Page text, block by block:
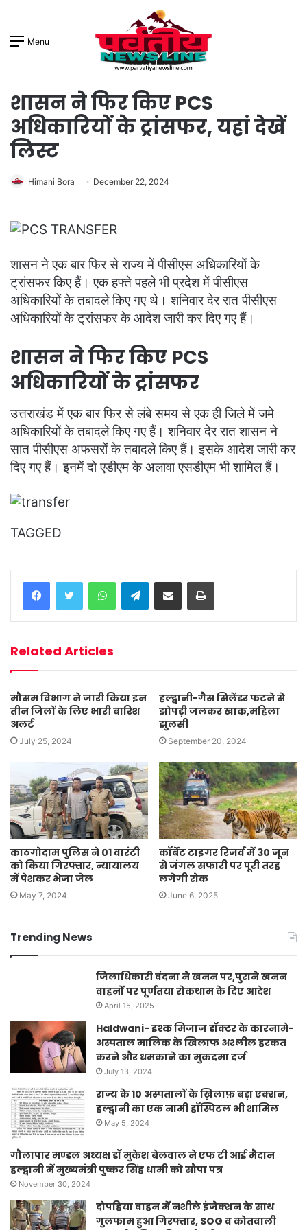
Menu
शासन ने फिर किए PCS
अधिकारियों के ट्रांसफर, यहां देखें
लिस्ट
Himani Bora December 22, 2024
शासन ने एक बार फिर से राज्य में पीसीएस अधिकारियों के
ट्रांसफर किए हैं। एक हफ्ते पहले भी प्रदेश में पीसीएस
अधिकारियों के तबादले किए गए थे। शनिवार देर रात पीसीएस
अधिकारियों के ट्रांसफर के आदेश जारी कर दिए गए हैं।
शासन ने फिर किए PCS
अधिकारियों के ट्रांसफर
उत्तराखंड में एक बार फिर से लंबे समय से एक ही जिले में जमे
अधिकारियों के तबादले किए गए हैं। शनिवार देर रात शासन ने
सात पीसीएस अफसरों के तबादले किए हैं। इसके आदेश जारी कर
दिए गए हैं। इनमें दो एडीएम के अलावा एसडीएम भी शामिल हैं।
TAGGED
WhatsAppTelegramShare via Email Print
Related Articles
मौसम विभाग ने जारी किया इन
तीन जिलों के लिए भारी बारिश
अलर्ट
July 25, 2024
हल्द्वानी-गैस सिलेंडर फटने से
झोपड़ी जलकर खाक,महिला
झुलसी
September 20, 2024
काठगोदाम पुलिस ने 01 वारंटी
को किया गिरफ्तार, न्यायालय
में पेशकर भेजा जेल
May 7, 2024
कॉर्बेट टाइगर रिजर्व में 30 जून
से जंगल सफारी पर पूरी तरह
लगेगी रोक
June 6, 2025
Trending News
जिलाधिकारी वंदना ने खनन पर,पुराने खनन
वाहनों पर पूर्णतया रोकथाम के दिए आदेश
April 15, 2025
Haldwani- इश्क मिजाज डॉक्टर के कारनामे-
अस्पताल मालिक के खिलाफ अश्लील हरकत
करने और धमकाने का मुकदमा दर्ज
July 13, 2024
राज्य के 10 अस्पतालों के ख़िलाफ़ बड़ा एक्शन,
हल्द्वानी का एक नामी हॉस्पिटल भी शामिल
May 5, 2024
गौलापार मण्डल अध्यक्ष डॉ मुकेश बेलवाल ने एफ टी आई मैदान
हल्द्वानी में मुख्यमंत्री पुष्कर सिंह धामी को सौपा पत्र
November 30, 2024
दोपहिया वाहन में नशीले इंजेक्शन के साथ
गुलफाम हुआ गिरफ्तार, SOG व कोतवाली